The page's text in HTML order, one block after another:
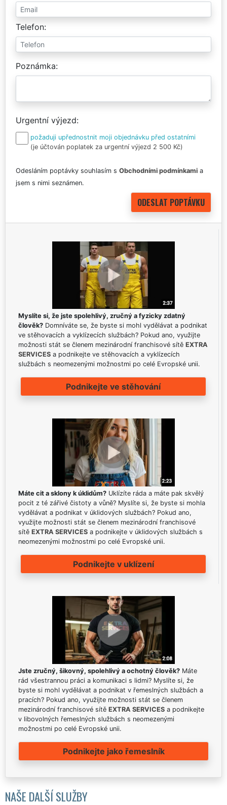
Telefon
Poznámka
Urgentní výjezd
požaduji upřednostnit moji objednávku před ostatními
(je účtován poplatek za urgentní výjezd 2 500 Kč)
Odesláním poptávky souhlasím s Obchodními podmínkami a
jsem s nimi seznámen.
Myslíte si, že jste spolehlivý, zručný a fyzicky zdatný
člověk? Domníváte se, že byste si mohl vydělávat a podnikat
ve stěhovacích a vyklízecích službách? Pokud ano, využijte
možnosti stát se členem mezinárodní franchisové sítě EXTRA
SERVICES a podnikejte ve stěhovacích a vyklízecích
službách s neomezenými možnostmi po celé Evropské unii.
Podnikejte ve stěhování
Máte cit a sklony k úklidům? Uklízíte ráda a máte pak skvělý
pocit z té zářivé čistoty a vůně? Myslíte si, že byste si mohla
vydělávat a podnikat v úklidových službách? Pokud ano,
využijte možnosti stát se členem mezinárodní franchisové
sítě EXTRA SERVICES a podnikejte v úklidových službách s
neomezenými možnostmi po celé Evropské unii.
Podnikejte v uklízení
Jste zručný, šikovný, spolehlivý a ochotný člověk? Máte
rád všestrannou práci a komunikaci s lidmi? Myslíte si, že
byste si mohl vydělávat a podnikat v řemeslných službách a
pracích? Pokud ano, využijte možnosti stát se členem
mezinárodní franchisové sítě EXTRA SERVICES a podnikejte
v libovolných řemeslných službách s neomezenými
možnostmi po celé Evropské unii.
Podnikejte jako řemeslník
NAŠE DALŠÍ SLUŽBY